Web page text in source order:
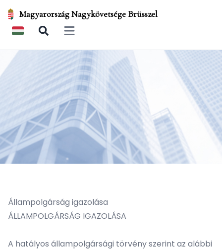
Magyarország Nagykövetsége Brüsszel
Open main menu
Állampolgárság igazolása
ÁLLAMPOLGÁRSÁG IGAZOLÁSA
A hatályos állampolgársági törvény szerint az alábbi